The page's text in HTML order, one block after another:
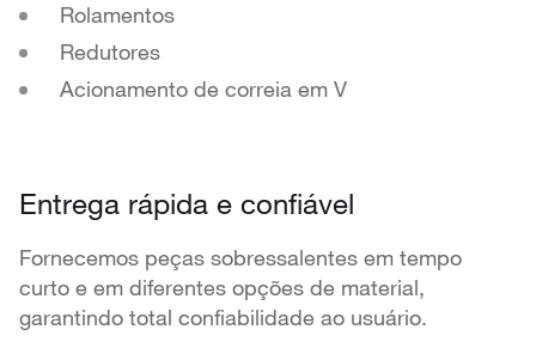
Rolamentos
Redutores
Acionamento de correia em V
Entrega rápida e confiável
Fornecemos peças sobressalentes em tempo
curto e em diferentes opções de material,
garantindo total confiabilidade ao usuário.